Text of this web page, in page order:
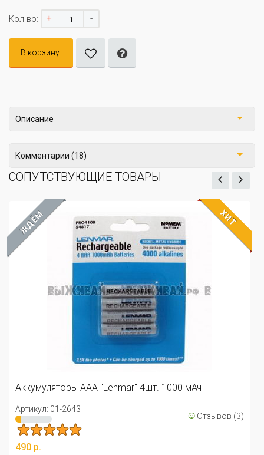
Кол-во: + -
В корзину
Описание
Комментарии (18)
СОПУТСТВУЮЩИЕ ТОВАРЫ
ЖДЁМ ХИТ
Аккумуляторы ААА "Lenmar" 4шт. 1000 мАч
Артикул: 01-2643 ☺ Отзывов (3)
490 р.